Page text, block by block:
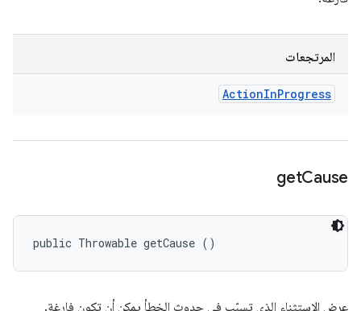
المرتجعات
ActionInProgress
getCause
public Throwable getCause ()
عرض الاستثناء الذي تسبّب في حدوث الخطأ يمكن أن تكون فارغة.